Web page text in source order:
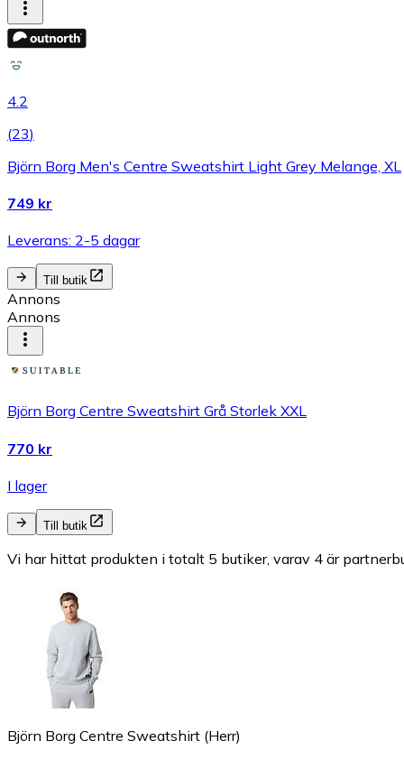
4.2
(23)
Björn Borg Men's Centre Sweatshirt Light Grey Melange, XL
749 kr
Leverans: 2-5 dagar
Till butik
Annons
Annons
Björn Borg Centre Sweatshirt Grå Storlek XXL
770 kr
I lager
Till butik
Vi har hittat produkten i totalt 5 butiker, varav 4 är
Björn Borg Centre Sweatshirt (Herr)